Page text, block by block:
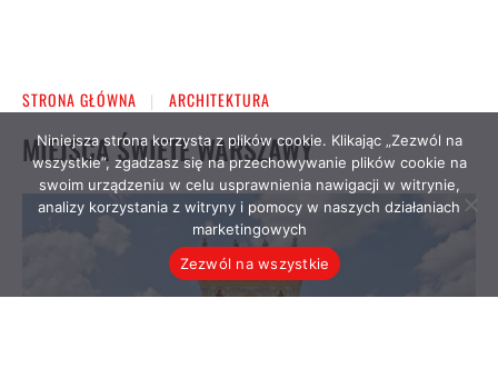
Niniejsza strona korzysta z plików cookie. Klikając „Zezwól na
wszystkie”, zgadzasz się na przechowywanie plików cookie na
swoim urządzeniu w celu usprawnienia nawigacji w witrynie,
analizy korzystania z witryny i pomocy w naszych działaniach
marketingowych
Zezwól na wszystkie